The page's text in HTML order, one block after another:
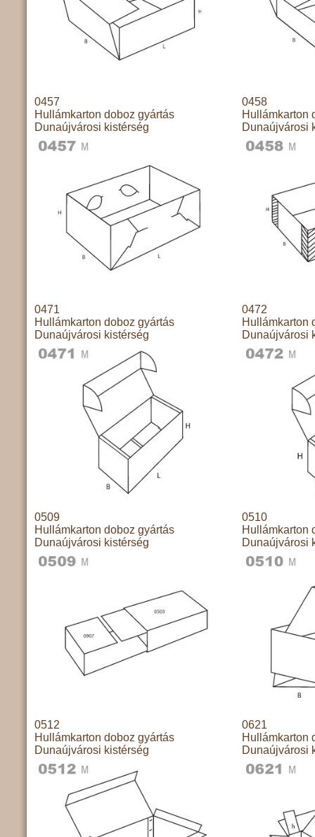
0457
Hullámkarton doboz gyártás
Dunaújvárosi kistérség
0458
Hullámkarton
Dunaújvárosi
0471
Hullámkarton doboz gyártás
Dunaújvárosi kistérség
0472
Hullámkarton
Dunaújvárosi
0509
Hullámkarton doboz gyártás
Dunaújvárosi kistérség
0510
Hullámkarton
Dunaújvárosi
0512
Hullámkarton doboz gyártás
Dunaújvárosi kistérség
0621
Hullámkarton
Dunaújvárosi